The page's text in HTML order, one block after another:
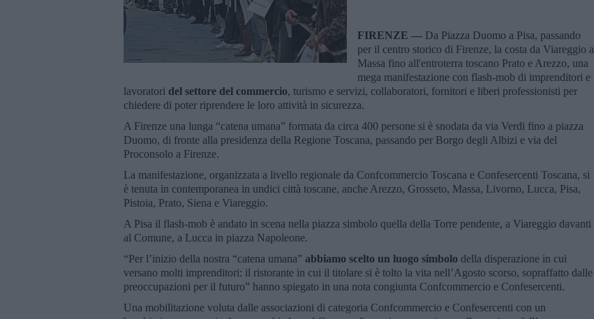
FIRENZE — Da Piazza Duomo a Pisa, passando
per il centro storico di Firenze, la costa da Viareggio a
Massa fino all'entroterra toscano Prato e Arezzo, una
mega manifestazione con flash-mob di imprenditori e
lavoratori del settore del commercio, turismo e servizi, collaboratori, fornitori e liberi professionisti per
chiedere di poter riprendere le loro attività in sicurezza.
A Firenze una lunga “catena umana” formata da circa 400 persone si è snodata da via Verdi fino a piazza
Duomo, di fronte alla presidenza della Regione Toscana, passando per Borgo degli Albizi e via del
Proconsolo a Firenze.
La manifestazione, organizzata a livello regionale da Confcommercio Toscana e Confesercenti Toscana, si
è tenuta in contemporanea in undici città toscane, anche Arezzo, Grosseto, Massa, Livorno, Lucca, Pisa,
Pistoia, Prato, Siena e Viareggio.
A Pisa il flash-mob è andato in scena nella piazza simbolo quella della Torre pendente, a Viareggio davanti
al Comune, a Lucca in piazza Napoleone.
“Per l’inizio della nostra “catena umana” abbiamo scelto un luogo simbolo della disperazione in cui
versano molti imprenditori: il ristorante in cui il titolare si è tolto la vita nell’Agosto scorso, sopraffatto dalle
preoccupazioni per il futuro” hanno spiegato in una nota congiunta Confcommercio e Confesercenti.
Una mobilitazione voluta dalle associazioni di categoria Confcommercio e Confesercenti con un